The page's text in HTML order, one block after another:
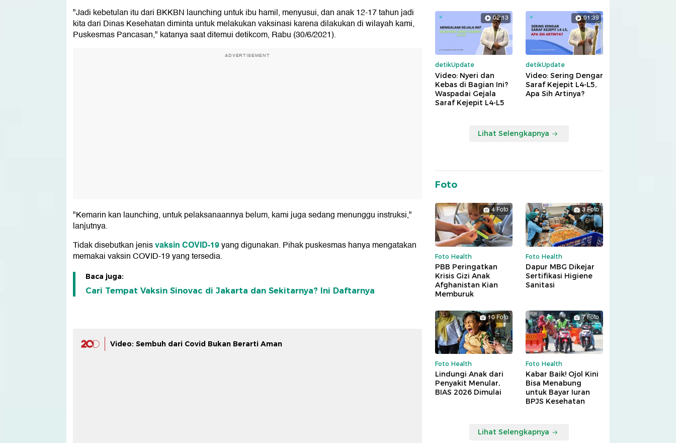
"Jadi kebetulan itu dari BKKBN launching untuk ibu hamil, menyusui, dan anak 12-17 tahun jadi
kita dari Dinas Kesehatan diminta untuk melakukan vaksinasi karena dilakukan di wilayah kami,
Puskesmas Pancasan," katanya saat ditemui detikcom, Rabu (30/6/2021).
ADVERTISEMENT
"Kemarin kan launching, untuk pelaksanaannya belum, kami juga sedang menunggu instruksi,"
lanjutnya.
Tidak disebutkan jenisvaksin COVID-19yang digunakan. Pihak puskesmas hanya mengatakan
memakai vaksin COVID-19 yang tersedia.
Baca juga:
Cari Tempat Vaksin Sinovac di Jakarta dan Sekitarnya? Ini Daftarnya
Video: Sembuh dari Covid Bukan Berarti Aman
02:13
detikUpdate
Video: Nyeri dan
Kebas di Bagian Ini?
Waspadai Gejala
Saraf Kejepit L4-L5
01:39
detikUpdate
Video: Sering Dengar
Saraf Kejepit L4-L5,
Apa Sih Artinya?
Lihat Selengkapnya
Foto
4 Foto
Foto Health
PBB Peringatkan
Krisis Gizi Anak
Afghanistan Kian
Memburuk
3 Foto
Foto Health
Dapur MBG Dikejar
Sertifikasi Higiene
Sanitasi
10 Foto
Foto Health
Lindungi Anak dari
Penyakit Menular,
BIAS 2026 Dimulai
7 Foto
Foto Health
Kabar Baik! Ojol Kini
Bisa Menabung
untuk Bayar Iuran
BPJS Kesehatan
Lihat Selengkapnya